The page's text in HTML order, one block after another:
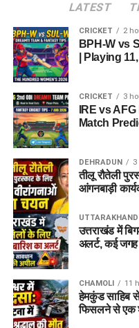
LATEST
CRICKET 2
BPH-W vs
| Playing
CRICKET 3
IRE vs
Match
DEHRADUN
तीलू रौतेली
आंगनबाड़ी
उत्तराखंड में
अलर्ट, कई जगह
CHAMOLI 11
हेमकुंड साहिब
फिसलने से एक